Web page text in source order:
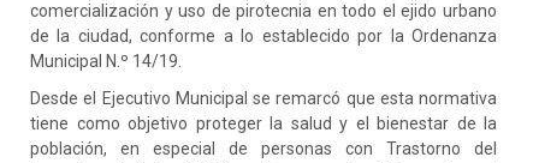
comercialización y uso de pirotecnia en todo el ejido urbano
de la ciudad, conforme a lo establecido por la Ordenanza
Municipal N.º 14/19.
Desde el Ejecutivo Municipal se remarcó que esta normativa
tiene como objetivo proteger la salud y el bienestar de la
población, en especial de personas con Trastorno del